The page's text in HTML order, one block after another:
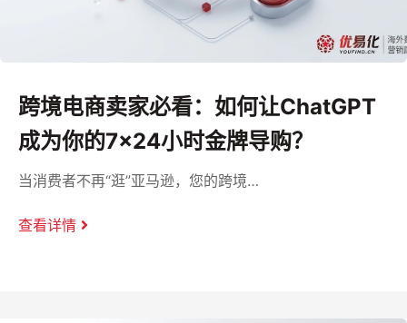
跨境电商卖家必看：如何让ChatGPT
成为你的7×24小时金牌导购？
当消费者不再“逛”亚马逊，您的跨境…
查看详情